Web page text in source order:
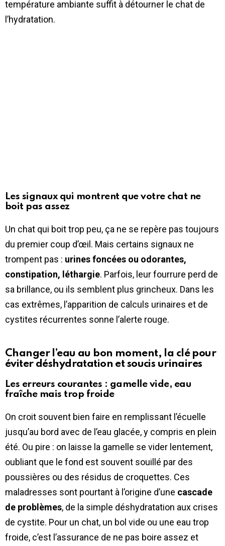
température ambiante suffit à détourner le chat de
l’hydratation.
Les signaux qui montrent que votre chat ne
boit pas assez
Un chat qui boit trop peu, ça ne se repère pas toujours
du premier coup d’œil. Mais certains signaux ne
trompent pas : urines foncées ou odorantes,
constipation, léthargie. Parfois, leur fourrure perd de
sa brillance, ou ils semblent plus grincheux. Dans les
cas extrêmes, l’apparition de calculs urinaires et de
cystites récurrentes sonne l’alerte rouge.
Changer l’eau au bon moment, la clé pour
éviter déshydratation et soucis urinaires
Les erreurs courantes : gamelle vide, eau
fraîche mais trop froide
On croit souvent bien faire en remplissant l’écuelle
jusqu’au bord avec de l’eau glacée, y compris en plein
été. Ou pire : on laisse la gamelle se vider lentement,
oubliant que le fond est souvent souillé par des
poussières ou des résidus de croquettes. Ces
maladresses sont pourtant à l’origine d’une cascade
de problèmes, de la simple déshydratation aux crises
de cystite. Pour un chat, un bol vide ou une eau trop
froide, c’est l’assurance de ne pas boire assez et